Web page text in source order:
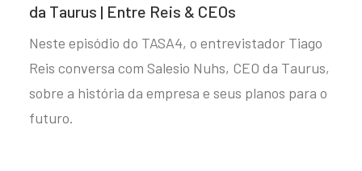
da Taurus | Entre Reis & CEOs
Neste episódio do TASA4, o entrevistador Tiago
Reis conversa com Salesio Nuhs, CEO da Taurus,
sobre a história da empresa e seus planos para o
futuro.